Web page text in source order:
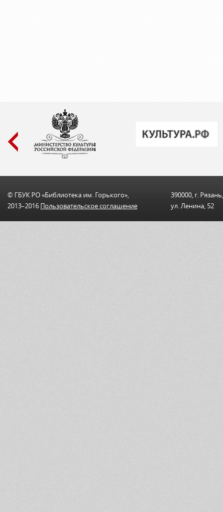
© ГБУК РО «Библиотека им. Горького»,
2013–2016 Пользовательскоe соглашениe
390000, г. Рязань,
ул. Ленина, 52